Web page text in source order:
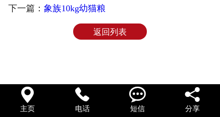
下一篇： 象族10kg幼猫粮
返回列表

主页

电话

短信

分享